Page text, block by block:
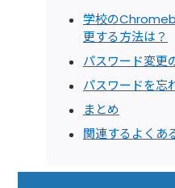
学校の
更する方法は？
パスワード変更
パスワードを忘
まとめ
関連するよくあ